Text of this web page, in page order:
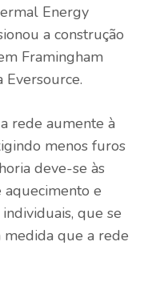
Energy
a construção
Framingham
Eversource.
rede aumente à
menos furos
deve-se às
aquecimento e
que se
medida que a rede